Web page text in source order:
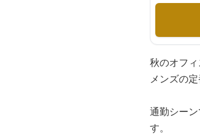
秋のオフ
メンズの
通勤シー
す。